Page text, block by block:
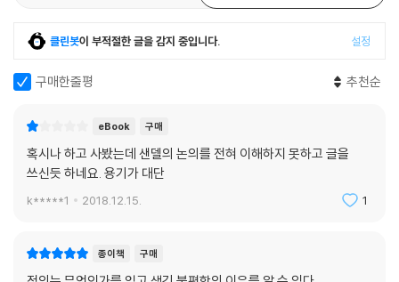
로 마이클 샌델이 내놓은 것임을 알 것이다. 샌델은 현대 사회의 골치 아픈
도덕 문제를 무릎을 치게 만들 정도로 쉽게 해결하고 있는 것처럼 보인다.
그러나 얼핏 아무런 문제가 없어 보이는 이 대답들은 샌델의 철학적 방법
어 있다.
몇 가지 간단한 지적만으로도 샌델의 해답은 무너진다. 어떤 욕망이 탐욕
인지 아닌지는 누가 판단하는가? 선물의 본질이 무엇인지는 어떻게 알 수
있는가? 만약 어떤 행위가 본질로부터 이탈했다면 국가가 나서서 그것을
질문 “구제 금융을 받은 금융 회사의 보너스 파티가 잘못인 이유는 뭘까?”
클린봇이 부적절한 글을 감지 중입니다. 설정
구매한줄평 추천순
eBook 구매
혹시나 하고 사봤는데 샌델의 논의를 전혀 이해하지 못하고 글을
쓰신듯 하네요. 용기가 대단
k*****1 2018.12.15. 1
종이책 구매